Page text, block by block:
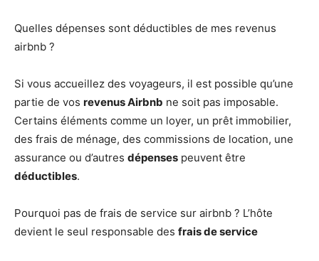
Quelles dépenses sont déductibles de mes revenus
airbnb ?
Si vous accueillez des voyageurs, il est possible qu’une
partie de vos revenus Airbnb ne soit pas imposable.
Certains éléments comme un loyer, un prêt immobilier,
des frais de ménage, des commissions de location, une
assurance ou d’autres dépenses peuvent être
déductibles.
Pourquoi pas de frais de service sur airbnb ? L’hôte
devient le seul responsable des frais de service